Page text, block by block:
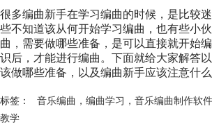
很多编曲新手在学习编曲的时候，是比较
些不知道该从何开始学习编曲，也有些小
曲，需要做哪些准备，是可以直接就开始
识后，才能进行编曲。下面就给大家解答
该做哪些准备，以及编曲新手应该注意什么
标签： 音乐编曲 ， 编曲学习 ， 音乐编曲制作软件
教学